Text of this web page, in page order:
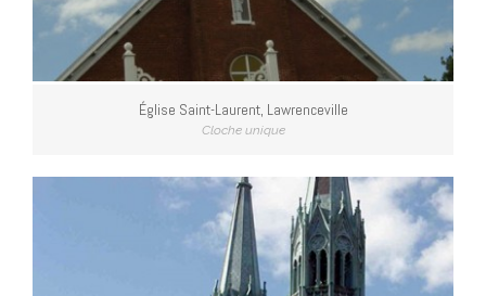
Église Saint-Laurent, Lawrenceville
Cloche unique